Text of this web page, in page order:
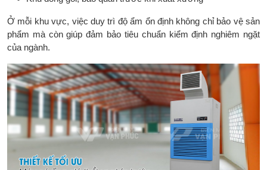
Ở mỗi khu vực, việc duy trì độ ẩm ổn định không chỉ bảo vệ sản
phẩm mà còn giúp đảm bảo tiêu chuẩn kiểm định nghiêm ngặt
của ngành.